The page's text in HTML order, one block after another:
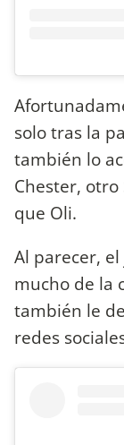
solo tras la
también lo
Chester,
que Oli.
Al parecer,
mucho de la
también le
redes